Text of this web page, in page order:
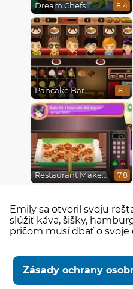
Dream Chefs 8.4
Pancake Bar 8.1
Restaurant Makeover 7.8
Emily sa otvoril svoju
slúžiť káva, šišky,
pričom musí dbať o svoje
Zásady ochrany